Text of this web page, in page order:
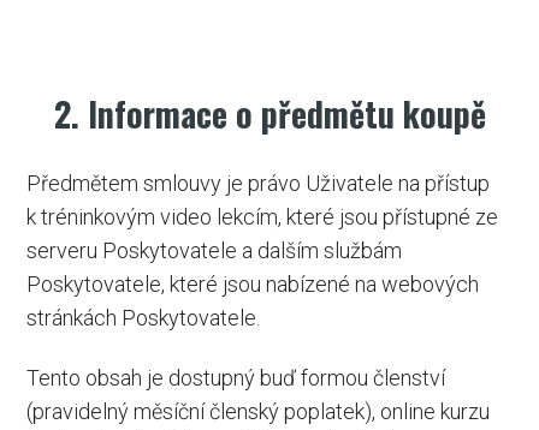
2. Informace o předmětu koupě
Předmětem smlouvy je právo Uživatele na přístup
k tréninkovým video lekcím, které jsou přístupné ze
serveru Poskytovatele a dalším službám
Poskytovatele, které jsou nabízené na webových
stránkách Poskytovatele.
Tento obsah je dostupný buď formou členství
(pravidelný měsíční členský poplatek), online kurzu